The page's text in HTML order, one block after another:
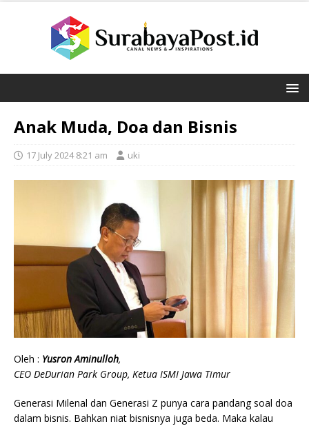
Anak Muda, Doa dan Bisnis
17 July 2024 8:21 am uki
Oleh : Yusron Aminulloh,
CEO DeDurian Park Group, Ketua ISMI Jawa Timur
Generasi Milenal dan Generasi Z punya cara pandang soal doa
dalam bisnis. Bahkan niat bisnisnya juga beda. Maka kalau